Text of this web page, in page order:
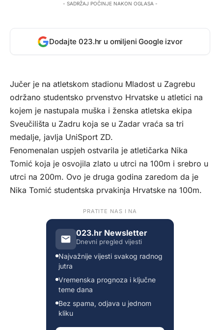
- SADRŽAJ POČINJE NAKON OGLASA -
Dodajte 023.hr u omiljeni Google izvor
Jučer je na atletskom stadionu Mladost u Zagrebu
održano studentsko prvenstvo Hrvatske u atletici na
kojem je nastupala muška i ženska atletska ekipa
Sveučilišta u Zadru koja se u Zadar vraća sa tri
medalje, javlja UniSport ZD.
Fenomenalan uspjeh ostvarila je atletičarka Nika
Tomić koja je osvojila zlato u utrci na 100m i srebro u
utrci na 200m. Ovo je druga godina zaredom da je
Nika Tomić studentska prvakinja Hrvatske na 100m.
PRATITE NAS I NA
023.hr Newsletter
Dnevni pregled vijesti
Najvažnije vijesti svakog radnog
jutra
Vremenska prognoza i ključne
teme dana
Bez spama, odjava u jednom
kliku